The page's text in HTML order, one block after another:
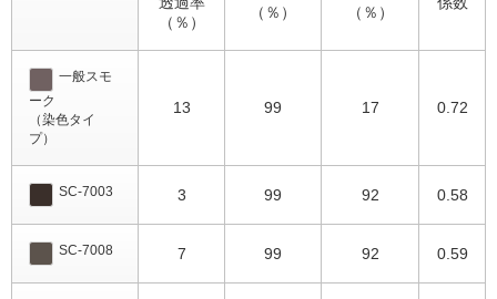
（％）
（％）
（％）
一般スモ
ーク
（染色タイ
プ）
13 99 17 0.72
SC-7003 3 99 92 0.58
SC-7008 7 99 92 0.59